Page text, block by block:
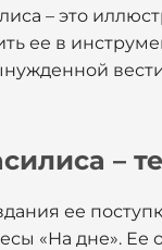
– это
ее в
–
ее
«На дне». Ее